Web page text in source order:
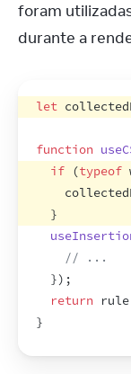
foram
durante a
let
function
if (typeof
}
// ...
}) ;
return
rule
}